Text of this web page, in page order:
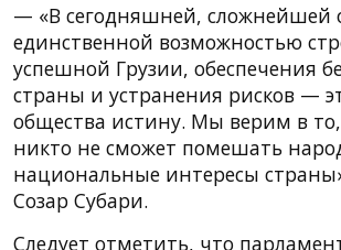
— «В сегодняшней, сложнейшей
единственной возможностью
успешной Грузии, обеспечения
страны и устранения рисков —
общества истину. Мы верим в
никто не сможет помешать
национальные интересы
Созар Субари.
Следует отметить, что